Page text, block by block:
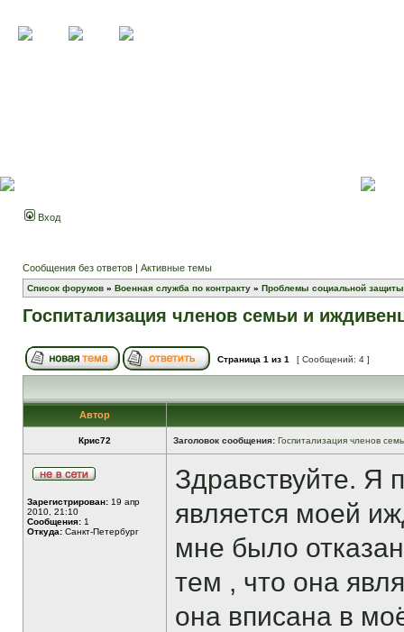
Вход
Сообщения без ответов | Активные темы
Список форумов » Военная служба по контракту » Проблемы социальной защиты
Госпитализация членов семьи и
Страница 1 из 1 [ Сообщений: 4 ]
Автор
Крис72 Заголовок сообщения: Госпитализация членов
Зарегистрирован: 19 апр
2010, 21:10
Сообщения: 1
Откуда: Санкт-Петербург
Здравствуйте. Я
является моей
мне было
тем , что она
она вписана в